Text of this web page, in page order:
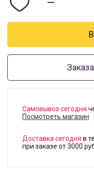
Самовывоз сегодня
Посмотреть магазин
Доставка сегодня в
при заказе от 3000